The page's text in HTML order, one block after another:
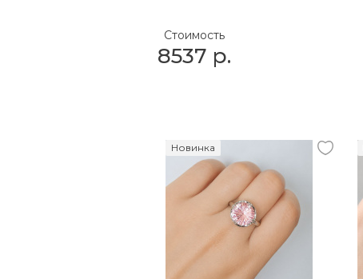
Стоимость
8537 р.
Новинка